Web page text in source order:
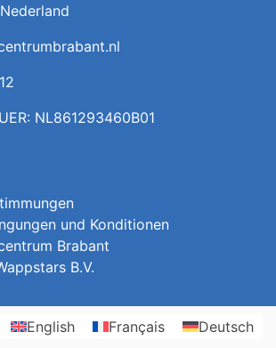
NL861293460B01
und Konditionen
Brabant
B.V.
English Français Deutsch